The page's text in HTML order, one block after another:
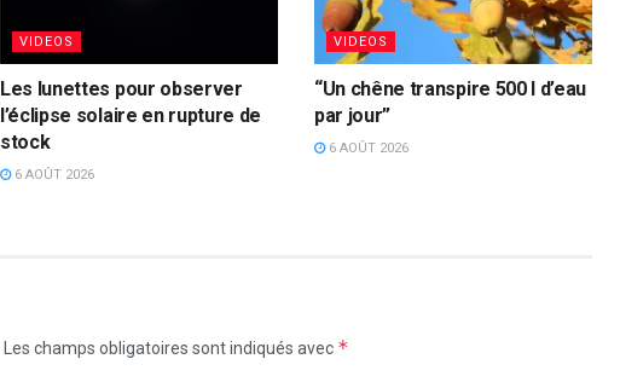
VIDEOS
Les lunettes pour observer
l’éclipse solaire en rupture de
stock
6 AOÛT 2026
VIDEOS
“Un chêne transpire 500 l d’eau
par jour”
6 AOÛT 2026
Les champs obligatoires sont indiqués avec *